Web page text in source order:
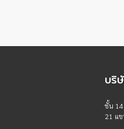
บริ
ชั้น
21 แ